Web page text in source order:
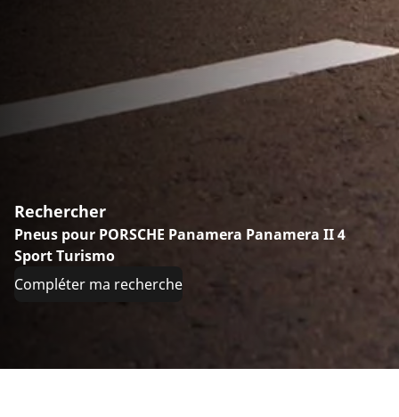
Rechercher
Pneus pour PORSCHE Panamera Panamera II 4
Sport Turismo
Compléter ma recherche